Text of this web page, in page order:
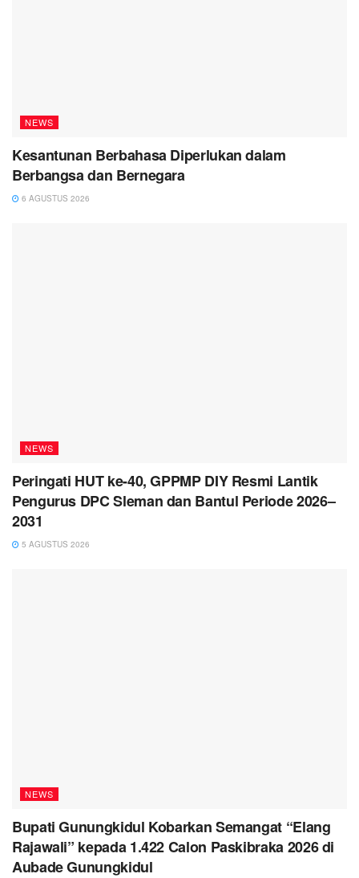
NEWS
Kesantunan Berbahasa Diperlukan dalam
Berbangsa dan Bernegara
6 AGUSTUS 2026
NEWS
Peringati HUT ke-40, GPPMP DIY Resmi Lantik
Pengurus DPC Sleman dan Bantul Periode 2026–
2031
5 AGUSTUS 2026
NEWS
Bupati Gunungkidul Kobarkan Semangat “Elang
Rajawali” kepada 1.422 Calon Paskibraka 2026 di
Aubade Gunungkidul